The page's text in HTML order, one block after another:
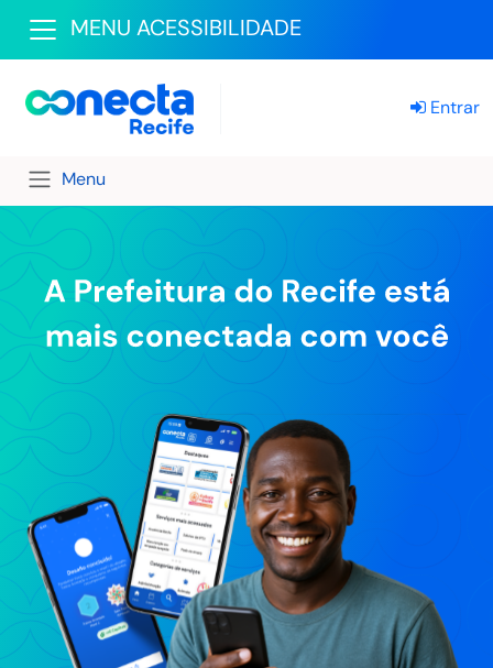
MENU ACESSIBILIDADE
Entrar
Menu